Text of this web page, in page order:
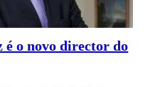
o novo director do